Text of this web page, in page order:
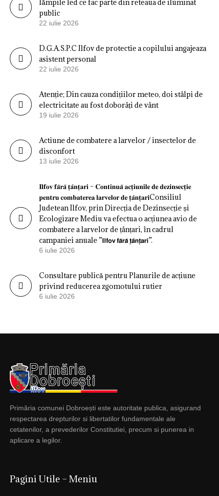
lămpile led ce fac parte din reteaua de iluminat
public
22 iulie 2026
D.G.A.S.P.C Ilfov de protectie a copilului angajeaza
asistent personal
22 iulie 2026
Atenție; Din cauza condițiilor meteo, doi stâlpi de
electricitate au fost doborâți de vânt
19 iulie 2026
Actiune de combatere a larvelor / insectelor de
disconfort
13 iulie 2026
𝐈𝐥𝐟𝐨𝐯 𝐟𝐚̆𝐫𝐚̆ 𝐭̦𝐚̂𝐧𝐭̦𝐚𝐫𝐢 – 𝐂𝐨𝐧𝐭𝐢𝐧𝐮𝐚̆ 𝐚𝐜𝐭̦𝐢𝐮𝐧𝐢𝐥𝐞 𝐝𝐞 𝐝𝐞𝐳𝐢𝐧𝐬𝐞𝐜𝐭̦𝐢𝐞
𝐩𝐞𝐧𝐭𝐫𝐮 𝐜𝐨𝐦𝐛𝐚𝐭𝐞𝐫𝐞𝐚 𝐥𝐚𝐫𝐯𝐞𝐥𝐨𝐫 𝐝𝐞 𝐭̦𝐚̂𝐧𝐭̦𝐚𝐫𝐢Consiliul
Judetean Ilfov, prin Direcția de Dezinsecție și
Ecologizare Mediu va efectua o acțiunea avio de
combatere a larvelor de țânțari, în cadrul
campaniei anuale ”𝗜𝗹𝗳𝗼𝘃 𝗳𝗮̆𝗿𝗮̆ 𝘁̦𝗮̂𝗻𝘁̦𝗮𝗿𝗶”.
6 iulie 2026
Consultare publică pentru Planurile de acțiune
privind reducerea zgomotului rutier
6 iulie 2026
Primăria comunei Dobroești este autoritate publica, asigurand
respectarea drepturilor si libertatilor fundamentale ale
cetatenilor, a prevederilor Constitutiei, precum si punerea in
aplicare a legilor.
Pagini Utile – Meniu